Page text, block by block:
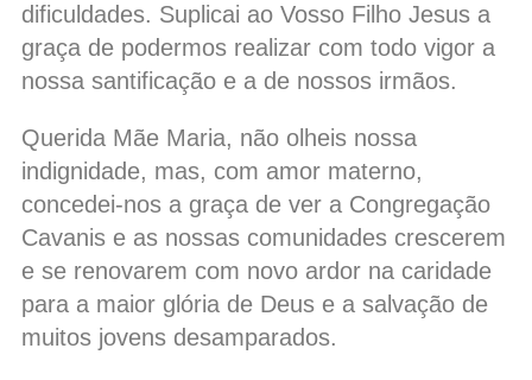
dificuldades. Suplicai ao Vosso Filho Jesus a
graça de podermos realizar com todo vigor a
nossa santificação e a de nossos irmãos.
Querida Mãe Maria, não olheis nossa
indignidade, mas, com amor materno,
concedei-nos a graça de ver a Congregação
Cavanis e as nossas comunidades crescerem
e se renovarem com novo ardor na caridade
para a maior glória de Deus e a salvação de
muitos jovens desamparados.